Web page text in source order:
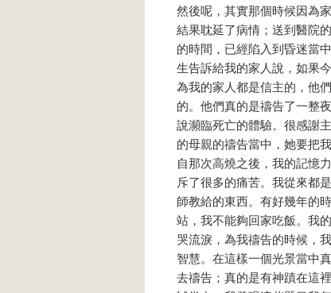
然後呢，其實那個時候因為
結果耽延了病情；送到醫院
的時間，已經陷入到昏迷當
生告訴給我的家人說，如果
為我的家人都是信主的，他
的。他們真的是禱告了一整
說瀕臨死亡的體驗。很感謝
的母親的禱告當中，她要把
自那次高燒之後，我的記憶
斥了很多的痛苦。我從來都
師教給的東西。有好幾年的
站，我不能夠回家吃飯。我
哭流淚，為我禱告的時候，
智慧。在這樣一個光景當中
去禱告；真的是有神蹟在這